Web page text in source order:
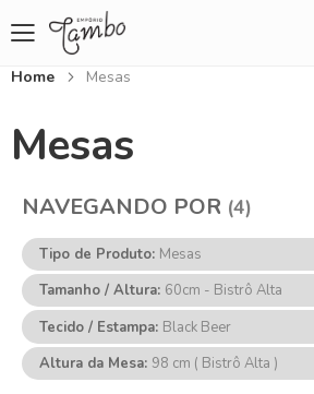
Home Mesas
Mesas
NAVEGANDO POR
Tipo de Produto Mesas
Tamanho / Altura 60cm - Bistrô Alta
Tecido / Estampa Black Beer
Altura da Mesa 98 cm ( Bistrô Alta )